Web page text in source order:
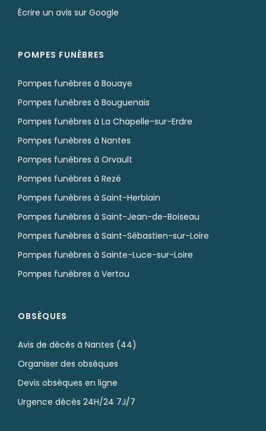
Écrire un avis sur Google
POMPES FUNÈBRES
Pompes funèbres à Bouaye
Pompes funèbres à Bouguenais
Pompes funèbres à La Chapelle-sur-Erdre
Pompes funèbres à Nantes
Pompes funèbres à Orvault
Pompes funèbres à Rezé
Pompes funèbres à Saint-Herblain
Pompes funèbres à Saint-Jean-de-Boiseau
Pompes funèbres à Saint-Sébastien-sur-Loire
Pompes funèbres à Sainte-Luce-sur-Loire
Pompes funèbres à Vertou
OBSÈQUES
Avis de décès à Nantes (44)
Organiser des obsèques
Devis obsèques en ligne
Urgence décès 24H/24 7J/7